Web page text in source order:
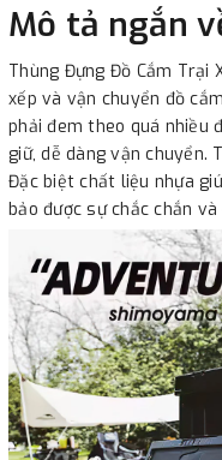
Mô tả ngắn
Thùng Đựng Đồ Cắm Trại
xếp và vận chuyển đồ
phải đem theo quá nhiều
giữ, dễ dàng vận chuyển.
Đặc biệt chất liệu nhựa
bảo được sự chắc chắn